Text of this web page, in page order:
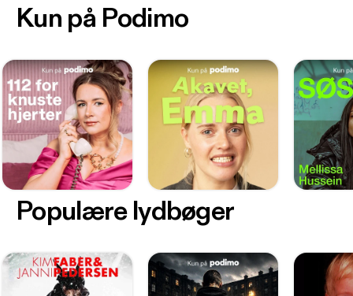
Kun på Podimo
Populære lydbøger